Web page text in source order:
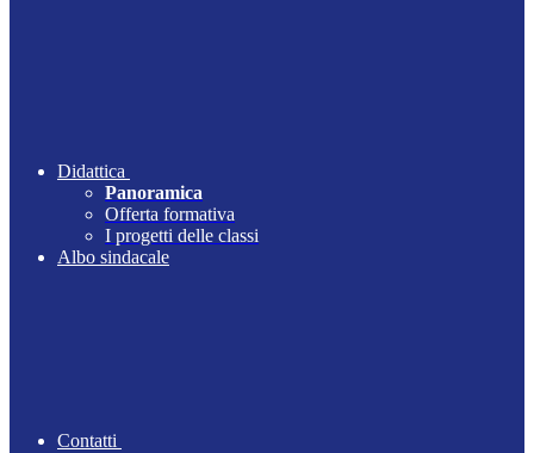
Didattica
Panoramica
Offerta formativa
I progetti delle classi
Albo sindacale
Contatti